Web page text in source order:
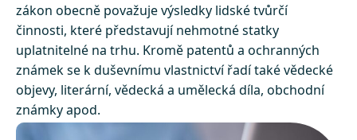
zákon obecně považuje výsledky lidské tvůrčí
činnosti, které představují nehmotné statky
uplatnitelné na trhu. Kromě patentů a ochranných
známek se k duševnímu vlastnictví řadí také vědecké
objevy, literární, vědecká a umělecká díla, obchodní
známky apod.